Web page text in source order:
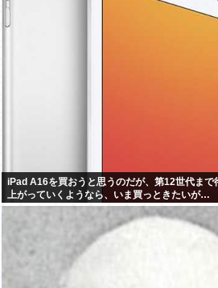
iPad A16を買おうと思うのだが、第12世代まで
上がっていくようなら、いま買っときたいが…